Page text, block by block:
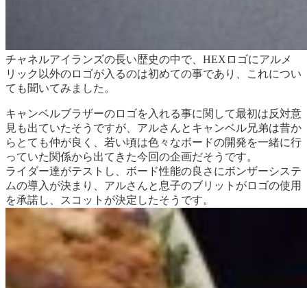
チャネルアイランズの長い歴史の中で、HEXロゴにアルメ
リック以外のロゴが入るのは初めての事であり、これについ
ても聞いてみました。
キャンベルブラザーのロゴを入れる事に関して最初は反対意
見も出ていたそうですが、アルさんとキャンベル兄弟は昔か
らとても仲が良く、若い頃は色々なボードの開発を一緒に行
っていた関係から出てきた今回の企画だそうです。
ライダー達がテストし、ボード性能の良さにボンザーシステ
ムの導入が決まり、アルさんと息子のブリットがロゴの使用
を承諾し、スコットが決定したそうです。